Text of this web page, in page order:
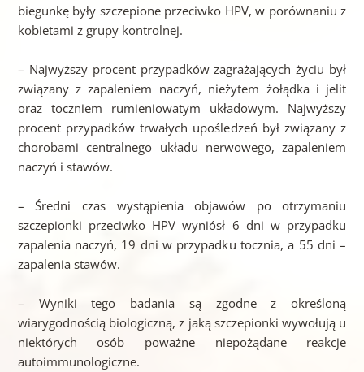
biegunkę były szczepione przeciwko HPV, w porównaniu z
kobietami z grupy kontrolnej.
– Najwyższy procent przypadków zagrażających życiu był
związany z zapaleniem naczyń, nieżytem żołądka i jelit
oraz toczniem rumieniowatym układowym. Najwyższy
procent przypadków trwałych upośledzeń był związany z
chorobami centralnego układu nerwowego, zapaleniem
naczyń i stawów.
– Średni czas wystąpienia objawów po otrzymaniu
szczepionki przeciwko HPV wyniósł 6 dni w przypadku
zapalenia naczyń, 19 dni w przypadku tocznia, a 55 dni –
zapalenia stawów.
– Wyniki tego badania są zgodne z określoną
wiarygodnością biologiczną, z jaką szczepionki wywołują u
niektórych osób poważne niepożądane reakcje
autoimmunologiczne.